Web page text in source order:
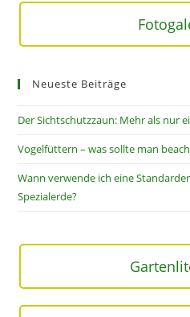
Neueste Beiträge
Der Sichtschutzzaun: Mehr als nur
Vogelfüttern – was sollte man
Wann verwende ich eine
Spezialerde?